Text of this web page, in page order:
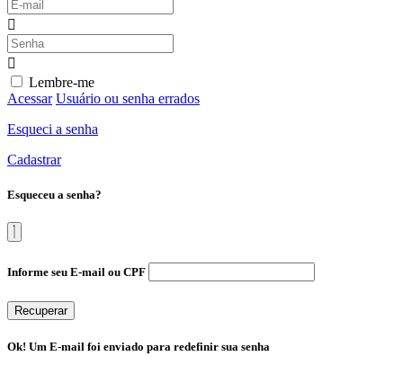
Lembre-me
Acessar Usuário ou senha errados
Esqueci a senha
Cadastrar
Esqueceu a senha?
Informe seu E-mail ou CPF
Recuperar
Ok! Um E-mail foi enviado para redefinir sua senha